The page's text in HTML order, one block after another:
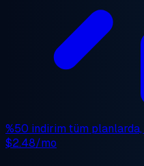
%50 indirim tüm planlarda,
$2.48/mo